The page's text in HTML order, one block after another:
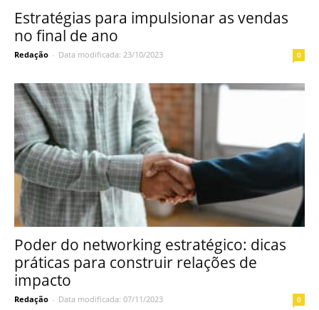
Estratégias para impulsionar as vendas
no final de ano
Redação - Data modificada: 23/10/2023 0
Poder do networking estratégico: dicas
práticas para construir relações de
impacto
Redação - Data modificada: 07/11/2023 0